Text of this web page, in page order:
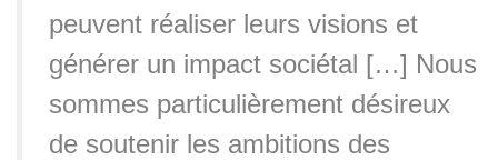
peuvent réaliser leurs visions et
générer un impact sociétal […] Nous
sommes particulièrement désireux
de soutenir les ambitions des